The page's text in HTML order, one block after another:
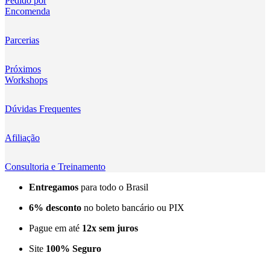
Kingma
Lensmingle
LiRen
Litepanels
LoveFoto
LowePro
Lumitecfoto
Encomenda
Parcerias
Próximos
Workshops
Dúvidas Frequentes
Afiliação
Consultoria e Treinamento
Entregamos para todo o Brasil
6% desconto no boleto bancário ou PIX
Pague em até 12x sem juros
Site 100% Seguro